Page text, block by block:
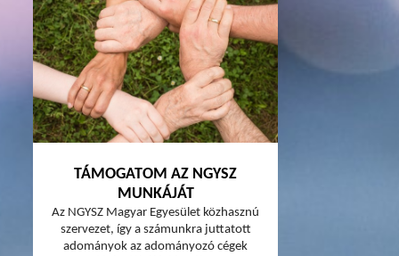
TÁMOGATOM AZ NGYSZ
MUNKÁJÁT
Az NGYSZ Magyar Egyesület közhasznú
szervezet, így a számunkra juttatott
adományok az adományozó cégek